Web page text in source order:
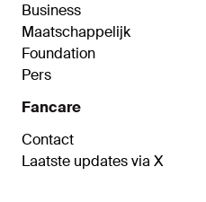
Business
Maatschappelijk
Foundation
Pers
Fancare
Contact
Laatste updates via X